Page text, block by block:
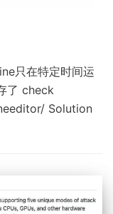
只在特定时间运
了 check
Solution